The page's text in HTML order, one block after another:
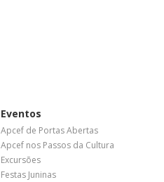
Eventos
Apcef de Portas Abertas
Apcef nos Passos da Cultura
Excursões
Festas Juninas